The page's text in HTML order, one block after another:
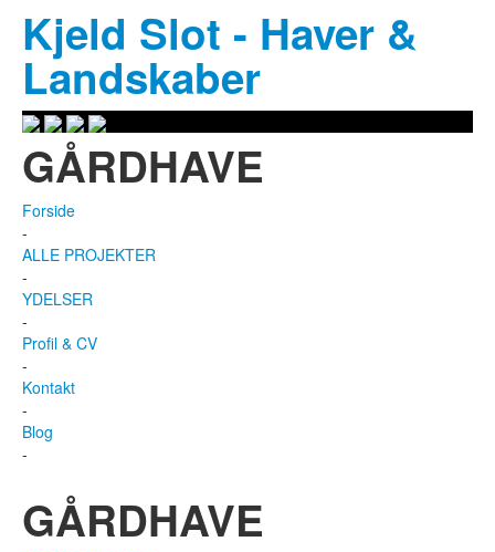
Kjeld Slot - Haver &
Landskaber
GÅRDHAVE
Forside
-
ALLE PROJEKTER
-
YDELSER
-
Profil & CV
-
Kontakt
-
Blog
-
GÅRDHAVE